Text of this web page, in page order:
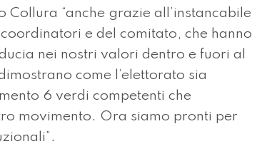
“anche grazie all’instancabile
e del comitato, che hanno
nei nostri valori dentro e fuori al
come l’elettorato sia
6 verdi competenti che
movimento. Ora siamo pronti per